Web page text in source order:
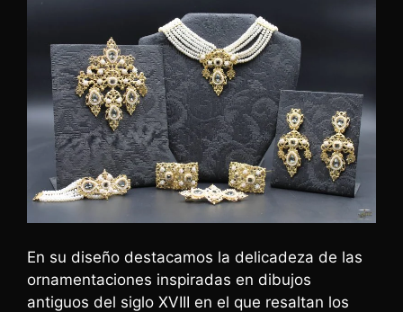
En su diseño destacamos la delicadeza de las
ornamentaciones inspiradas en dibujos
antiguos del siglo XVIII en el que resaltan los